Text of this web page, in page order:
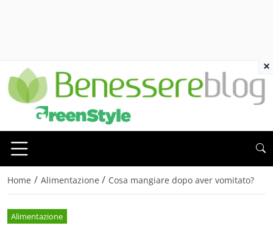
Home / Alimentazione / Cosa mangiare dopo aver vomitato?
Alimentazione
×